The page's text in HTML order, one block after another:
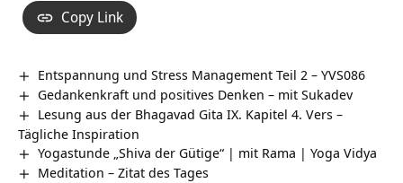
Copy Link
Entspannung und Stress Management Teil 2 – YVS086
Gedankenkraft und positives Denken – mit Sukadev
Lesung aus der Bhagavad Gita IX. Kapitel 4. Vers –
Tägliche Inspiration
Yogastunde „Shiva der Gütige“ | mit Rama | Yoga Vidya
Meditation – Zitat des Tages